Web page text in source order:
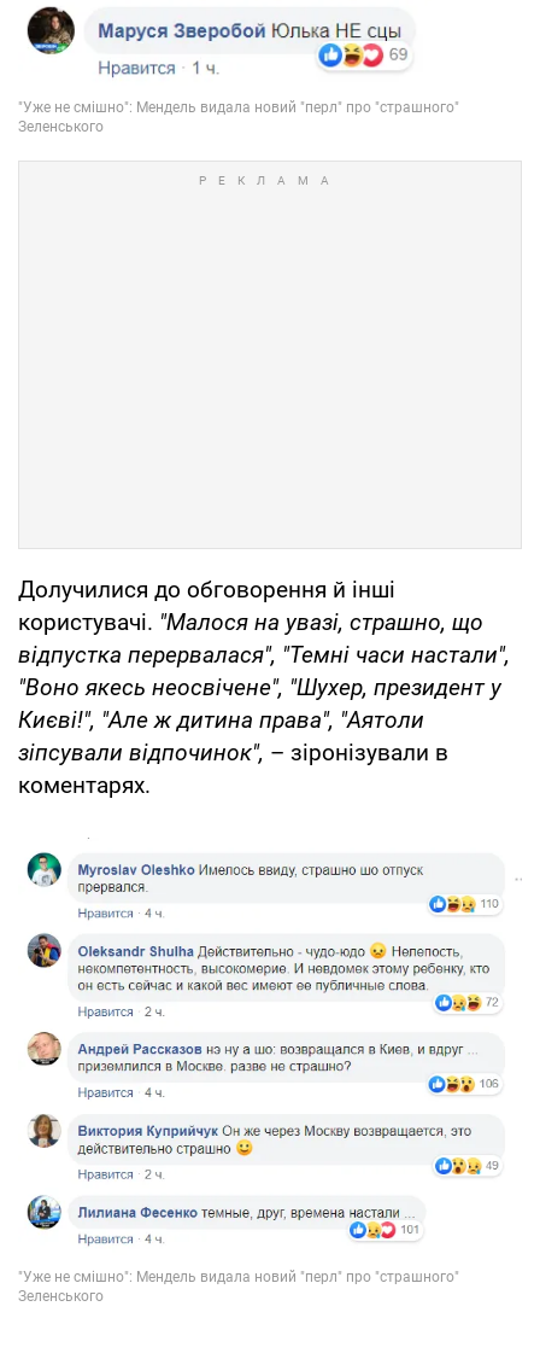
Долучилися до обговорення й інші
користувачі. "Малося на увазі, страшно, що
відпустка перервалася", "Темні часи настали",
"Воно якесь неосвічене", "Шухер, президент у
Києві!", "Але ж дитина права", "Аятоли
зіпсували відпочинок", – зіронізували в
коментарях.